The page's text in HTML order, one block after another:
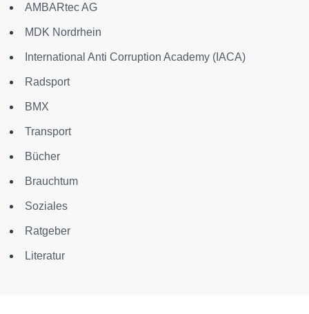
AMBARtec AG
MDK Nordrhein
International Anti Corruption Academy (IACA)
Radsport
BMX
Transport
Bücher
Brauchtum
Soziales
Ratgeber
Literatur